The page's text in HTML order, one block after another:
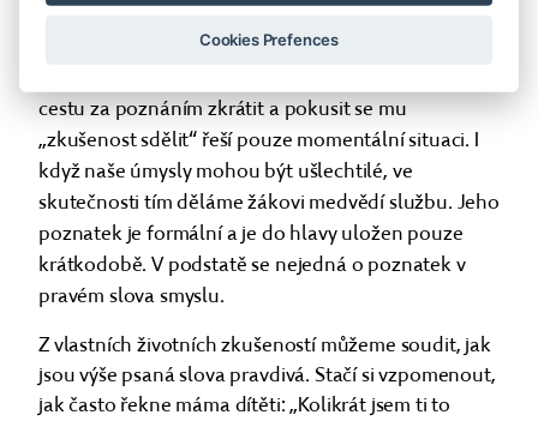
Způsob, jak dítě zkušenost v matematice získá, je jen
cestu za poznáním zkrátit a pokusit se mu
„zkušenost sdělit“ řeší pouze momentální situaci. I
když naše úmysly mohou být ušlechtilé, ve
skutečnosti tím děláme žákovi medvědí službu. Jeho
poznatek je formální a je do hlavy uložen pouze
krátkodobě. V podstatě se nejedná o poznatek v
pravém slova smyslu.
Z vlastních životních zkušeností můžeme soudit, jak
jsou výše psaná slova pravdivá. Stačí si vzpomenout,
jak často řekne máma dítěti: „Kolikrát jsem ti to
Cookies Prefences